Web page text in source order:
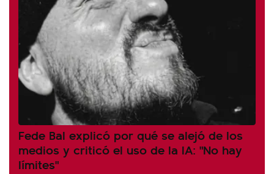
Fede Bal explicó por qué se alejó de los
medios y criticó el uso de la IA: "No hay
límites"